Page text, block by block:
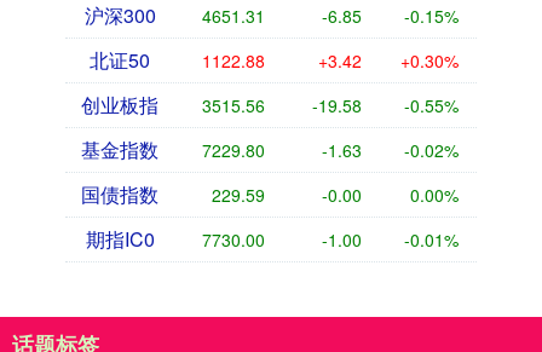
沪深300 4651.31 -6.85 -0.15%
北证50 1122.88 +3.42 +0.30%
创业板指 3515.56 -19.58 -0.55%
基金指数 7229.80 -1.63 -0.02%
国债指数 229.59 -0.00 0.00%
期指IC0 7730.00 -1.00 -0.01%
话题标签